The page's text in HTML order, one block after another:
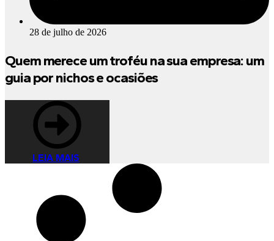
28 de julho de 2026
Quem merece um troféu na sua empresa: um
guia por nichos e ocasiões
LEIA MAIS